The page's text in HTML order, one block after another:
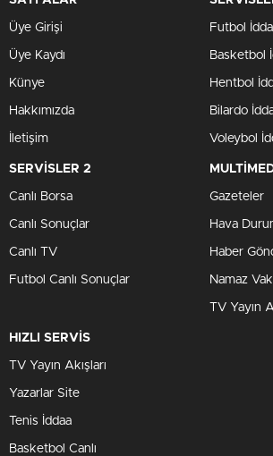
Üye Girişi
Üye Kaydı
Künye
Hakkımızda
İletişim
Futbol
Basketbol
Hentbol
Bilardo
Voleybol
SERVİSLER 2
Canlı Borsa
Canlı Sonuçlar
Canlı TV
Futbol Canlı Sonuçlar
Gazeteler
Hava
Haber
Namaz
TV Yayın
HIZLI SERVİS
TV Yayın Akışları
Yazarlar Site
Tenis İddaa
Basketbol Canlı